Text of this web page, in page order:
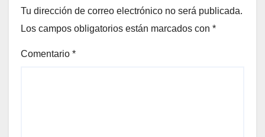
Tu dirección de correo electrónico no será publicada.
Los campos obligatorios están marcados con *
Comentario *